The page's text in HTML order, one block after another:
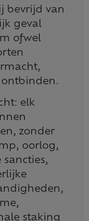
bevrijd van
geval
ofwel
elk
zonder
oorlog,
staking